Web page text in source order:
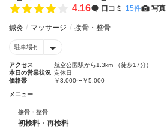
4.16 口コミ 15件 写真
鍼灸 マッサージ 接骨・整骨
駐車場有
アクセス
航空公園駅から1.3km （徒歩17分）
本日の営業状況 定休日
価格帯
￥3,000〜￥5,000
メニュー
接骨・整骨
初検料・再検料